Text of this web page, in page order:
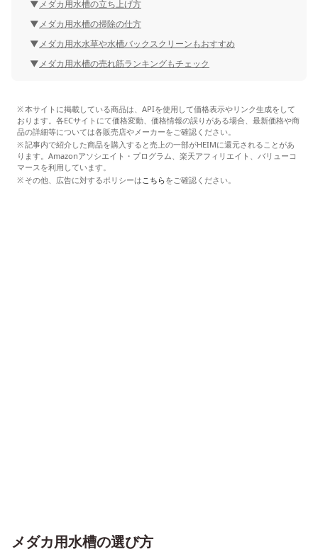
メダカ用水槽の立ち上げ方
メダカ用水槽の掃除の仕方
メダカ用水水草や水槽バックスクリーンもおすすめ
メダカ用水槽の売れ筋ランキングもチェック
本サイトに掲載している商品は、APIを使用して価格表示やリンク生成をして
おります。各ECサイトにて価格変動、価格情報の誤りがある場合、最新価格や商
品の詳細等については各販売店やメーカーをご確認ください。
記事内で紹介した商品を購入すると売上の一部がHEIMに還元されることがあ
ります。Amazonアソシエイト・プログラム、楽天アフィリエイト、バリューコ
マースを利用しています。
その他、広告に対するポリシーはこちらをご確認ください。
メダカ用水槽の選び方